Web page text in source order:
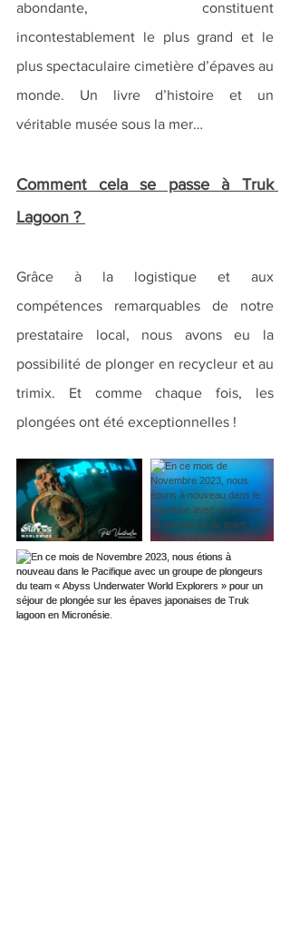
abondante, constituent
incontestablement le plus grand et le
plus spectaculaire cimetière d’épaves au
monde. Un livre d’histoire et un
véritable musée sous la mer…
Comment cela se passe à Truk
Lagoon ?
Grâce à la logistique et aux
compétences remarquables de notre
prestataire local, nous avons eu la
possibilité de plonger en recycleur et au
trimix. Et comme chaque fois, les
plongées ont été exceptionnelles !